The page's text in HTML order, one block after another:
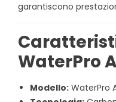
garantiscono
WaterPro
Modello: WaterPro